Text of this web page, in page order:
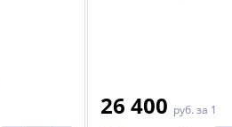
26 400 руб. за 1